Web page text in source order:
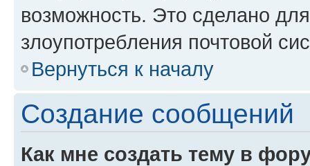
возможность. Это сделано
злоупотребления почтовой
Вернуться к началу
Создание сообщений
Как мне создать тему в